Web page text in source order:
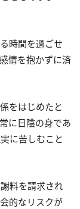
時間を過ごせ
情を抱かずに済
をはじめたと
に日陰の身であ
に苦しむこと
料を請求され
的なリスクが